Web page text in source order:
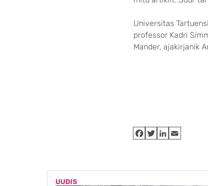
Universitas
professor Kadri
Mander, ajakirjanik
UUDIS